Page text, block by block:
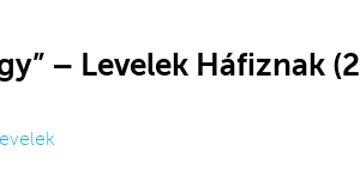
– Levelek Háfiznak